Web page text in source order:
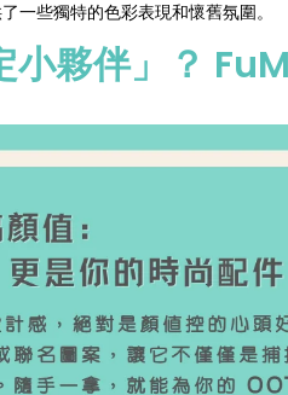
一些獨特的色彩表現和懷舊氛圍。
小夥伴」？